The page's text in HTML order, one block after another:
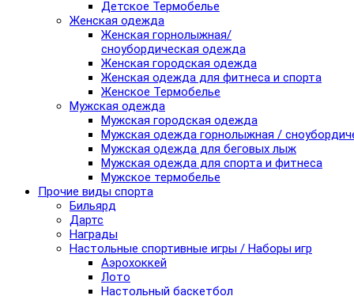
Детское Термобелье
Женская одежда
Женская горнолыжная/
сноубордическая одежда
Женская городская одежда
Женская одежда для фитнеса и спорта
Женское Термобелье
Мужская одежда
Мужская городская одежда
Мужская одежда горнолыжная /
Мужская одежда для беговых лыж
Мужская одежда для спорта и фитнеса
Мужское термобелье
Прочие виды спорта
Бильярд
Дартс
Награды
Настольные спортивные игры / Наборы игр
Аэрохоккей
Лото
Настольный баскетбол